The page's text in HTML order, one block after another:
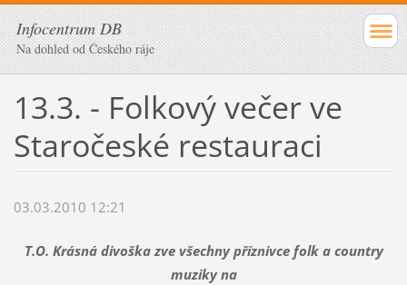
Infocentrum DB
Na dohled od Českého ráje
13.3. - Folkový večer ve
Staročeské restauraci
03.03.2010 12:21
T.O. Krásná divoška zve všechny příznivce folk a country
muziky na